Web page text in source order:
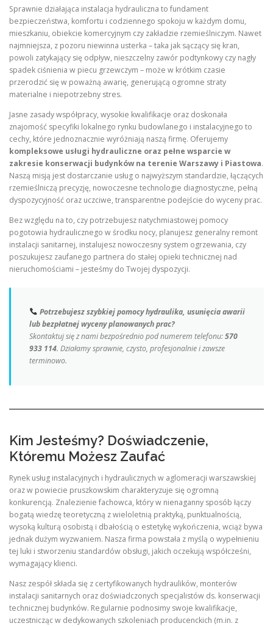
Sprawnie działająca instalacja hydrauliczna to fundament
bezpieczeństwa, komfortu i codziennego spokoju w każdym domu,
mieszkaniu, obiekcie komercyjnym czy zakładzie rzemieślniczym. Nawet
najmniejsza, z pozoru niewinna usterka – taka jak sączący się kran,
powoli zatykający się odpływ, nieszczelny zawór podtynkowy czy nagły
spadek ciśnienia w piecu grzewczym – może w krótkim czasie
przerodzić się w poważną awarię, generującą ogromne straty
materialne i niepotrzebny stres.
Jasne zasady współpracy, wysokie kwalifikacje oraz doskonała
znajomość specyfiki lokalnego rynku budowlanego i instalacyjnego to
cechy, które jednoznacznie wyróżniają naszą firmę. Oferujemy
kompleksowe usługi hydrauliczne oraz pełne wsparcie w
zakresie konserwacji budynków na terenie Warszawy i Piastowa.
Naszą misją jest dostarczanie usług o najwyższym standardzie, łączących
rzemieślniczą precyzję, nowoczesne technologie diagnostyczne, pełną
dyspozycyjność oraz uczciwe, transparentne podejście do wyceny prac.
Bez względu na to, czy potrzebujesz natychmiastowej pomocy
pogotowia hydraulicznego w środku nocy, planujesz generalny remont
instalacji sanitarnej, instalujesz nowoczesny system ogrzewania, czy
poszukujesz zaufanego partnera do stałej opieki technicznej nad
nieruchomościami – jesteśmy do Twojej dyspozycji.
Potrzebujesz szybkiej pomocy hydraulika, usunięcia awarii
lub bezpłatnej wyceny planowanych prac?
Skontaktuj się z nami bezpośrednio pod numerem telefonu:570
933 114. Działamy sprawnie, czysto, profesjonalnie i zawsze
terminowo.
Kim Jesteśmy? Doświadczenie,
Któremu Możesz Zaufać
Rynek usług instalacyjnych i hydraulicznych w aglomeracji warszawskiej
oraz w powiecie pruszkowskim charakteryzuje się ogromną
konkurencją. Znalezienie fachowca, który w nienaganny sposób łączy
bogatą wiedzę teoretyczną z wieloletnią praktyką, punktualnością,
wysoką kulturą osobistą i dbałością o estetykę wykończenia, wciąż bywa
jednak dużym wyzwaniem. Nasza firma powstała z myślą o wypełnieniu
tej luki i stworzeniu standardów obsługi, jakich oczekują współcześni,
wymagający klienci.
Nasz zespół składa się z certyfikowanych hydraulików, monterów
instalacji sanitarnych oraz doświadczonych specjalistów ds. konserwacji
technicznej budynków. Regularnie podnosimy swoje kwalifikacje,
uczestnicząc w dedykowanych szkoleniach producenckich (m.in. z